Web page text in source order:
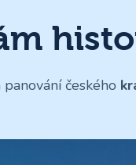
českého